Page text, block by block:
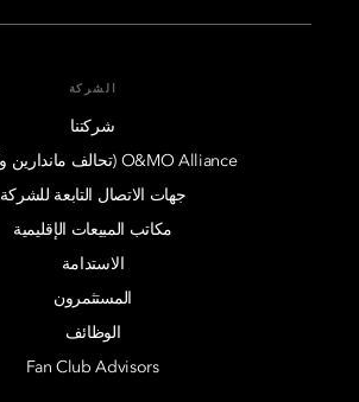
الشركة
شركتنا
O&MO Alliance (تحالف ماندارين وأوبروي)
جهات الاتصال التابعة للشركة
مكاتب المبيعات الإقليمية
الاستدامة
المستثمرون
الوظائف
Fan Club Advisors